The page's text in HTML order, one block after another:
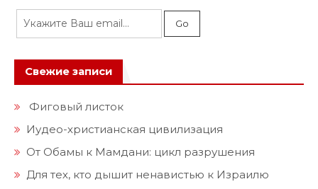
Свежие записи
Фиговый листок
Иудео-христианская цивилизация
От Обамы к Мамдани: цикл разрушения
Для тех, кто дышит ненавистью к Израилю